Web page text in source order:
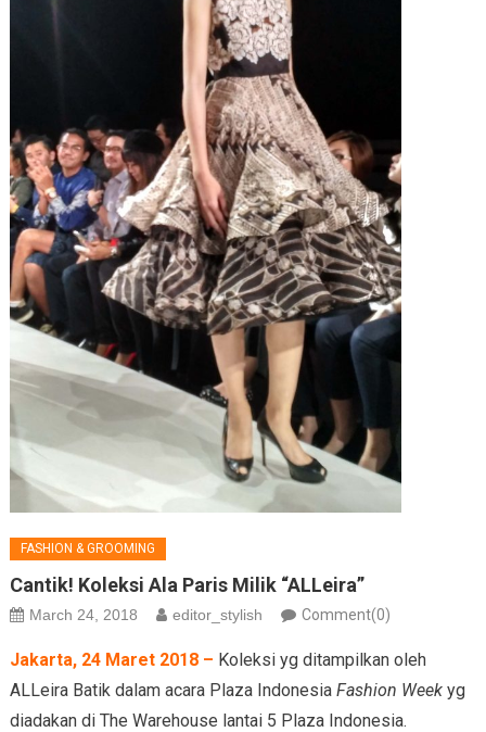
FASHION & GROOMING
Cantik! Koleksi Ala Paris Milik “ALLeira”
March 24, 2018 editor_stylish Comment(0)
Jakarta, 24 Maret 2018 – Koleksi yg ditampilkan oleh
ALLeira Batik dalam acara Plaza Indonesia Fashion Weekyg
diadakan di The Warehouse lantai 5 Plaza Indonesia.